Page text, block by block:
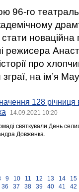
96-го
новаційна
режисера
про
на ім’я
128
14.09.2021 10:20
святкували День
Довженка.
9 10 11 12 13 14
15
36 37 38 39 40 41
42